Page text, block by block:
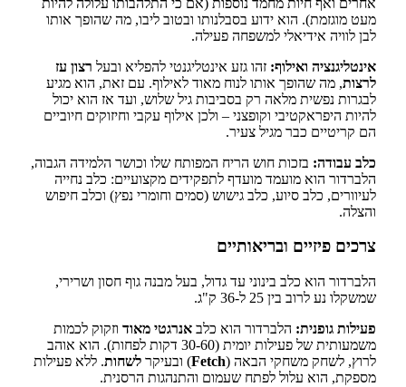
מעט מוגזמת). הוא ידוע בסבלנותו ובטוב ליבו, מה שהופך אותו
לבן לוויה אידיאלי למשפחה פעילה.
אינטליגנציה ואילוף: זהו גזע אינטליגנטי להפליא ובעל רצון עז
לרצות, מה שהופך אותו לנוח מאוד לאילוף. עם זאת, הוא מגיע
לבגרות נפשית מלאה רק בסביבות גיל שלוש, ועד אז הוא יכול
להיות היפראקטיבי וקופצני – ולכן אילוף עקבי וחיזוקים חיוביים
הם קריטיים כבר מגיל צעיר.
כלב עבודה: בזכות חוש הריח המפותח שלו וכושר הלמידה הגבוה,
הלברדור הוא מועמד מועדף לתפקידים מקצועיים: כלב נחייה
לעיוורים, כלב סיוע, כלב גישוש (סמים וחומרי נפץ) וכלב חיפוש
והצלה.
צרכים פיזיים ובריאותיים
הלברדור הוא כלב בינוני עד גדול, בעל מבנה גוף חסון ושרירי,
שמשקלו נע לרוב בין 25 ל-36 ק"ג.
פעילות גופנית: הלברדור הוא כלב אנרגטי מאוד וזקוק לכמות
משמעותית של פעילות יומית (30-60 דקות לפחות). הוא אוהב
לרוץ, לשחק משחקי הבאה (Fetch) ובעיקר לשחות. ללא פעילות
מספקת, הוא עלול לפתח שעמום והתנהגות הרסנית.